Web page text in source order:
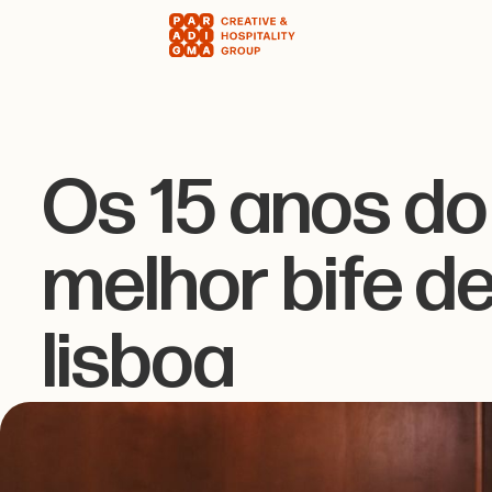
Os 15 anos do
melhor bife
lisboa